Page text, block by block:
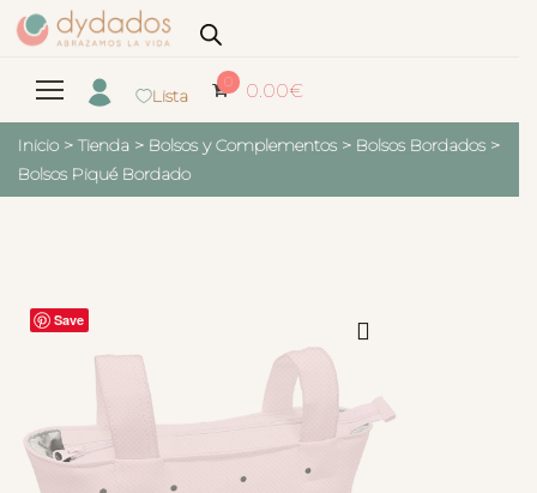
Lista
0 0.00€
Inicio > Tienda > Bolsos y Complementos > Bolsos Bordados >
Bolsos Piqué Bordado
Save